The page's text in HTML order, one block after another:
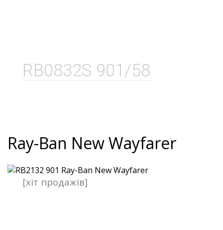
RB0832S 901/58
Ray-Ban New Wayfarer
[хіт продажів]